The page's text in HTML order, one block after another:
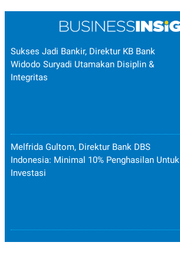
Sukses Jadi Bankir, Direktur KB Bank
Widodo Suryadi Utamakan Disiplin &
Integritas
Melfrida Gultom, Direktur Bank DBS
Indonesia: Minimal 10% Penghasilan Untuk
Investasi